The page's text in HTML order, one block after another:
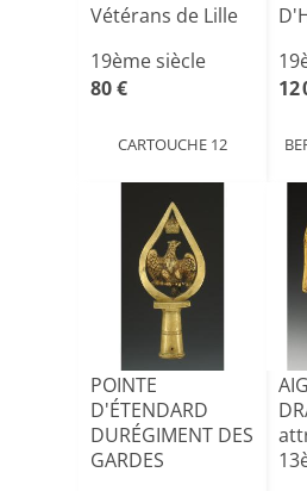
Vétérans de Lille
19ème siècle
80 €
CARTOUCHE 12
12
POINTE
D'ÉTENDARD
DURÉGIMENT DES
GARDES